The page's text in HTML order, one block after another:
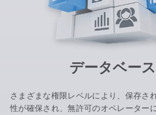
データベース
さまざまな権限レベルにより、保存さ
性が確保され、無許可のオペレーター